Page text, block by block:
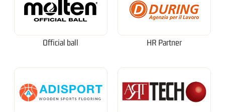
Official ball HR Partner